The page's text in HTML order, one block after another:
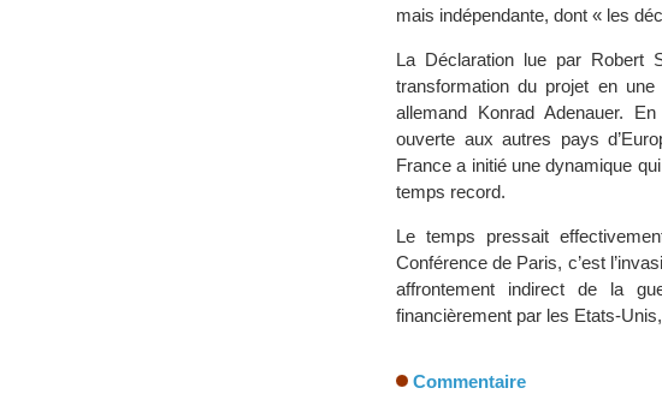
mais indépendante, dont « les
La Déclaration lue par Robert
transformation du projet en
allemand Konrad Adenauer.
ouverte aux autres pays
France a initié une dynamique
temps record.
Le temps pressait
Conférence de Paris, c’est
affrontement indirect de la
financièrement par les Etats-
Commentaire